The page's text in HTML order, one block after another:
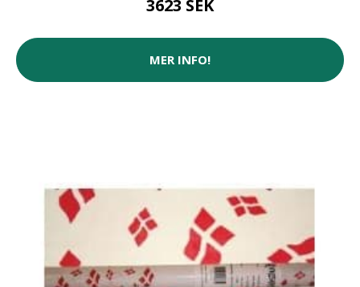
3623 SEK
MER INFO!